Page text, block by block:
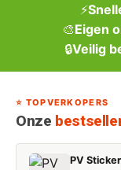
⚡
🎨Eigen
🔒Veilig
⭐ TOPVERKOPERS
Onze
PV